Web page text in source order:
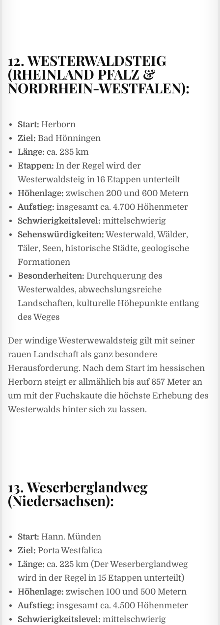
12.WESTERWALDSTEIG
(RHEINLAND PFALZ &
NORDRHEIN-WESTFALEN):
Start: Herborn
Ziel: Bad Hönningen
Länge: ca. 235 km
Etappen: In der Regel wird der
Westerwaldsteig in 16 Etappen unterteilt
Höhenlage: zwischen 200 und 600 Metern
Aufstieg: insgesamt ca. 4.700 Höhenmeter
Schwierigkeitslevel: mittelschwierig
Sehenswürdigkeiten: Westerwald, Wälder,
Täler, Seen, historische Städte, geologische
Formationen
Besonderheiten: Durchquerung des
Westerwaldes, abwechslungsreiche
Landschaften, kulturelle Höhepunkte entlang
des Weges
Der windige Westerwewaldsteig gilt mit seiner
rauen Landschaft als ganz besondere
Herausforderung. Nach dem Start im hessischen
Herborn steigt er allmählich bis auf 657 Meter an
um mit der Fuchskaute die höchste Erhebung des
Westerwalds hinter sich zu lassen.
13. Weserberglandweg
(Niedersachsen):
Start: Hann. Münden
Ziel: Porta Westfalica
Länge: ca. 225 km (Der Weserberglandweg
wird in der Regel in 15 Etappen unterteilt)
Höhenlage: zwischen 100 und 500 Metern
Aufstieg: insgesamt ca. 4.500 Höhenmeter
Schwierigkeitslevel:mittelschwierig